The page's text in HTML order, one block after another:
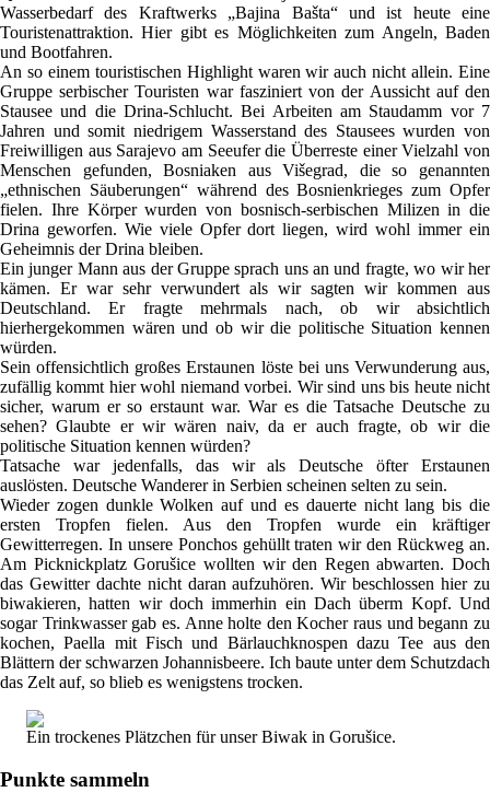
Wasserbedarf des Kraftwerks „Bajina Bašta“ und ist heute eine
Touristenattraktion. Hier gibt es Möglichkeiten zum Angeln, Baden
und Bootfahren.
An so einem touristischen Highlight waren wir auch nicht allein. Eine
Gruppe serbischer Touristen war fasziniert von der Aussicht auf den
Stausee und die Drina-Schlucht. Bei Arbeiten am Staudamm vor 7
Jahren und somit niedrigem Wasserstand des Stausees wurden von
Freiwilligen aus Sarajevo am Seeufer die Überreste einer Vielzahl von
Menschen gefunden, Bosniaken aus Višegrad, die so genannten
„ethnischen Säuberungen“ während des Bosnienkrieges zum Opfer
fielen. Ihre Körper wurden von bosnisch-serbischen Milizen in die
Drina geworfen. Wie viele Opfer dort liegen, wird wohl immer ein
Geheimnis der Drina bleiben.
Ein junger Mann aus der Gruppe sprach uns an und fragte, wo wir her
kämen. Er war sehr verwundert als wir sagten wir kommen aus
Deutschland. Er fragte mehrmals nach, ob wir absichtlich
hierhergekommen wären und ob wir die politische Situation kennen
würden.
Sein offensichtlich großes Erstaunen löste bei uns Verwunderung aus,
zufällig kommt hier wohl niemand vorbei. Wir sind uns bis heute nicht
sicher, warum er so erstaunt war. War es die Tatsache Deutsche zu
sehen? Glaubte er wir wären naiv, da er auch fragte, ob wir die
politische Situation kennen würden?
Tatsache war jedenfalls, das wir als Deutsche öfter Erstaunen
auslösten. Deutsche Wanderer in Serbien scheinen selten zu sein.
Wieder zogen dunkle Wolken auf und es dauerte nicht lang bis die
ersten Tropfen fielen. Aus den Tropfen wurde ein kräftiger
Gewitterregen. In unsere Ponchos gehüllt traten wir den Rückweg an.
Am Picknickplatz Gorušice wollten wir den Regen abwarten. Doch
das Gewitter dachte nicht daran aufzuhören. Wir beschlossen hier zu
biwakieren, hatten wir doch immerhin ein Dach überm Kopf. Und
sogar Trinkwasser gab es. Anne holte den Kocher raus und begann zu
kochen, Paella mit Fisch und Bärlauchknospen dazu Tee aus den
Blättern der schwarzen Johannisbeere. Ich baute unter dem Schutzdach
das Zelt auf, so blieb es wenigstens trocken.
Ein trockenes Plätzchen für unser Biwak in Gorušice.
Punkte sammeln